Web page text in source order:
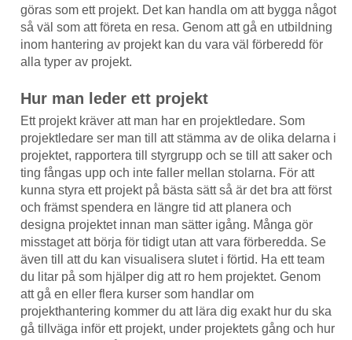
göras som ett projekt. Det kan handla om att bygga något
så väl som att företa en resa. Genom att gå en utbildning
inom hantering av projekt kan du vara väl förberedd för
alla typer av projekt.
Hur man leder ett projekt
Ett projekt kräver att man har en projektledare. Som
projektledare ser man till att stämma av de olika delarna i
projektet, rapportera till styrgrupp och se till att saker och
ting fångas upp och inte faller mellan stolarna. För att
kunna styra ett projekt på bästa sätt så är det bra att först
och främst spendera en längre tid att planera och
designa projektet innan man sätter igång. Många gör
misstaget att börja för tidigt utan att vara förberedda. Se
även till att du kan visualisera slutet i förtid. Ha ett team
du litar på som hjälper dig att ro hem projektet. Genom
att gå en eller flera kurser som handlar om
projekthantering kommer du att lära dig exakt hur du ska
gå tillväga inför ett projekt, under projektets gång och hur